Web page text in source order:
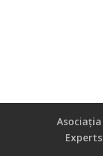
Asociația
Experts